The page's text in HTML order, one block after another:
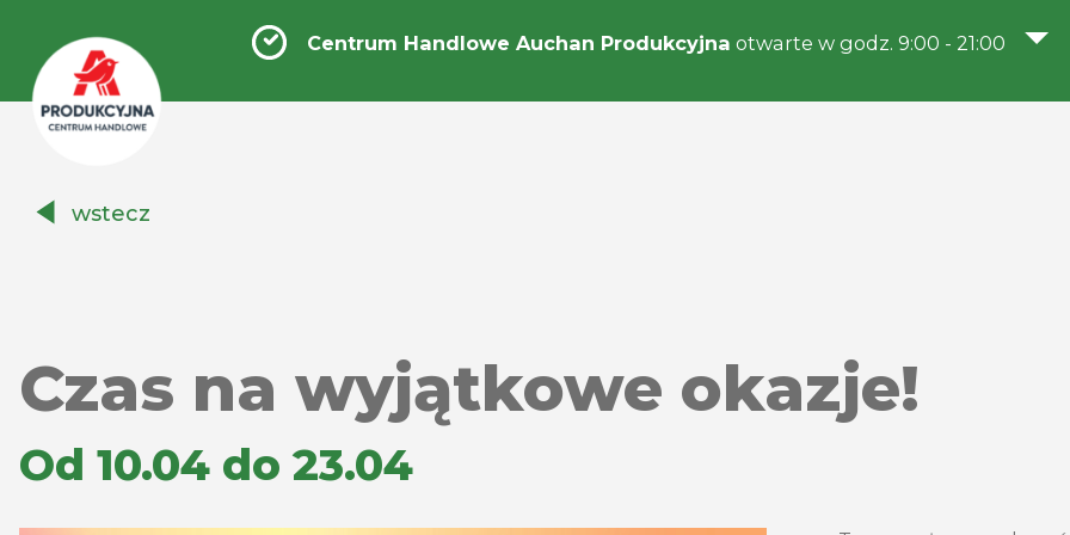
Handlowe
Centrum Handlowe Auchan Produkcyjna otwarte w godz. 9:00 - 21:00
wstecz
Czas na wyjątkowe okazje!
Od 10.04 do 23.04